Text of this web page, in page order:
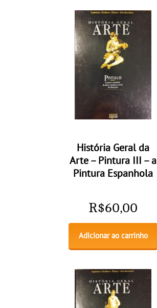
História Geral da
Arte – Pintura III – a
Pintura Espanhola
R$60,00
Adicionar ao carrinho